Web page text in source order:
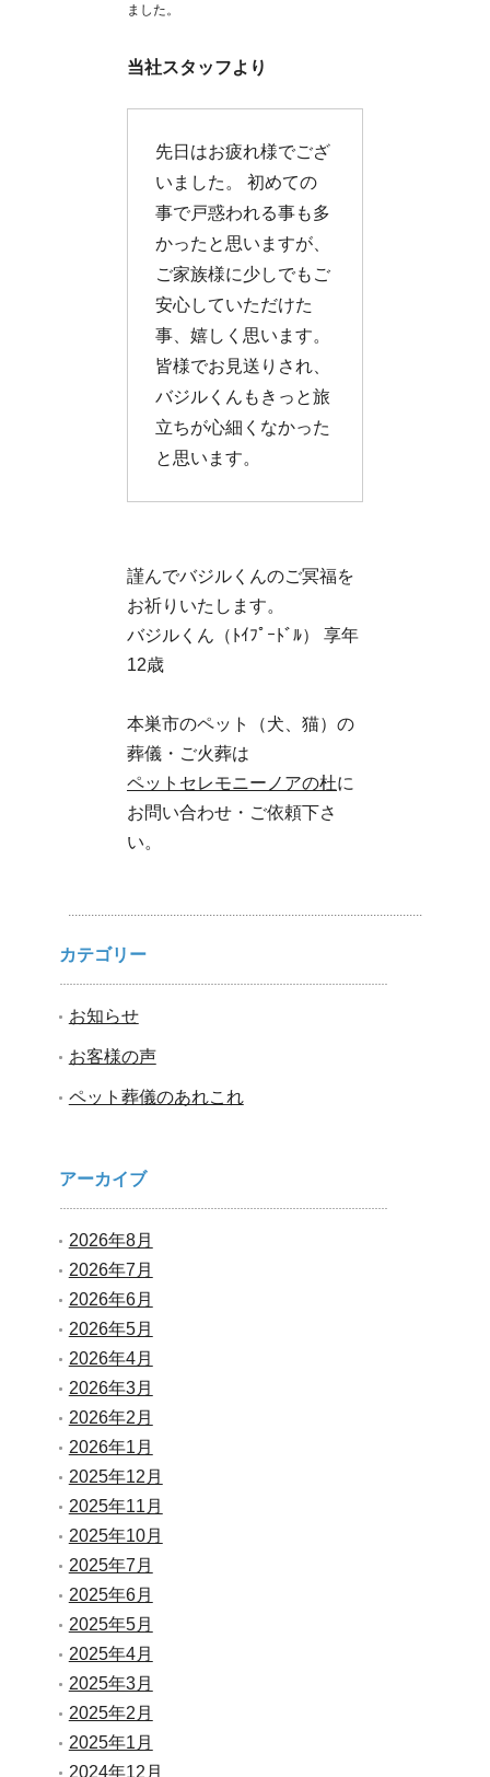
ました。
当社スタッフより
先日はお疲れ様でござ
いました。 初めての
事で戸惑われる事も多
かったと思いますが、
ご家族様に少しでもご
安心していただけた
事、嬉しく思います。
皆様でお見送りされ、
バジルくんもきっと旅
立ちが心細くなかった
と思います。
謹んでバジルくんのご冥福を
お祈りいたします。
バジルくん（ﾄｲﾌﾟｰﾄﾞﾙ） 享年
12歳
本巣市のペット（犬、猫）の
葬儀・ご火葬は
ペットセレモニーノアの杜に
お問い合わせ・ご依頼下さ
い。
カテゴリー
お知らせ
お客様の声
ペット葬儀のあれこれ
アーカイブ
2026年8月
2026年7月
2026年6月
2026年5月
2026年4月
2026年3月
2026年2月
2026年1月
2025年12月
2025年11月
2025年10月
2025年7月
2025年6月
2025年5月
2025年4月
2025年3月
2025年2月
2025年1月
2024年12月